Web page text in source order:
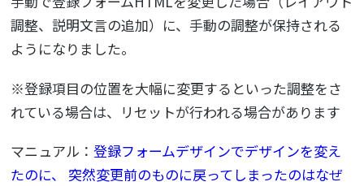
調整、説明文言の追加）に、手動の調整が保持される
ようになりました。
※登録項目の位置を大幅に変更するといった調整をさ
れている場合は、リセットが行われる場合があります
マニュアル：登録フォームデザインでデザインを変え
たのに、 突然変更前のものに戻ってしまったのはなぜ